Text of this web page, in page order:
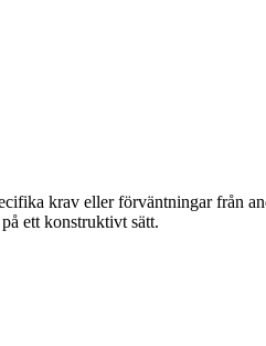
krav eller förväntningar från
ett konstruktivt sätt.